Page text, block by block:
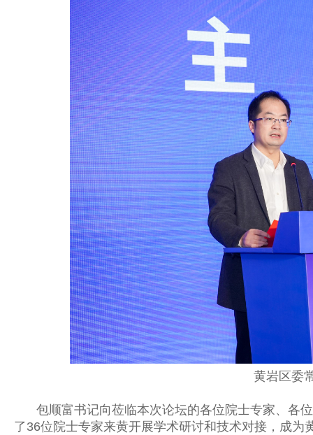
黄岩区委
包顺富书记向莅临本次论坛的各位院士专家、各
了36位院士专家来黄开展学术研讨和技术对接，成